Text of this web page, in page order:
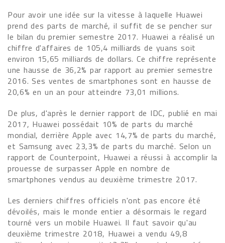
Pour avoir une idée sur la vitesse à laquelle Huawei
prend des parts de marché, il suffit de se pencher sur
le bilan du premier semestre 2017. Huawei a réalisé un
chiffre d'affaires de 105,4 milliards de yuans soit
environ 15,65 milliards de dollars. Ce chiffre représente
une hausse de 36,2% par rapport au premier semestre
2016. Ses ventes de smartphones sont en hausse de
20,6% en un an pour atteindre 73,01 millions.
De plus, d'après le dernier rapport de IDC, publié en mai
2017, Huawei possédait 10% de parts du marché
mondial, derrière Apple avec 14,7% de parts du marché,
et Samsung avec 23,3% de parts du marché. Selon un
rapport de Counterpoint, Huawei a réussi à accomplir la
prouesse de surpasser Apple en nombre de
smartphones vendus au deuxième trimestre 2017.
Les derniers chiffres officiels n'ont pas encore été
dévoilés, mais le monde entier a désormais le regard
tourné vers un mobile Huawei. Il faut savoir qu'au
deuxième trimestre 2018, Huawei a vendu 49,8